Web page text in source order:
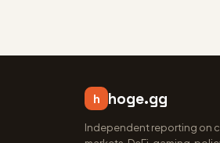
h hoge.gg
Independent reporting on